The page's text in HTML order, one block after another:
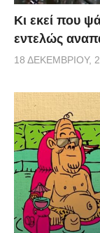
Κι εκεί που
εντελώς
18 ΔΕΚΕΜΒΡΊΟΥ,